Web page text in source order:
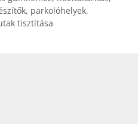
, parkolóhelyek,
tisztítása